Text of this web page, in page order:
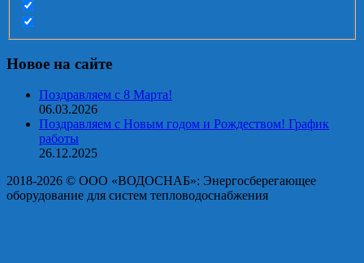
Новое на сайте
Поздравляем с 8 Марта!
06.03.2026
Поздравляем с Новым годом и Рождеством! График
работы
26.12.2025
2018-2026 © OOO «ВОДОСНАБ»: Энергосберегающее
оборудование для систем тепловодоснабжения